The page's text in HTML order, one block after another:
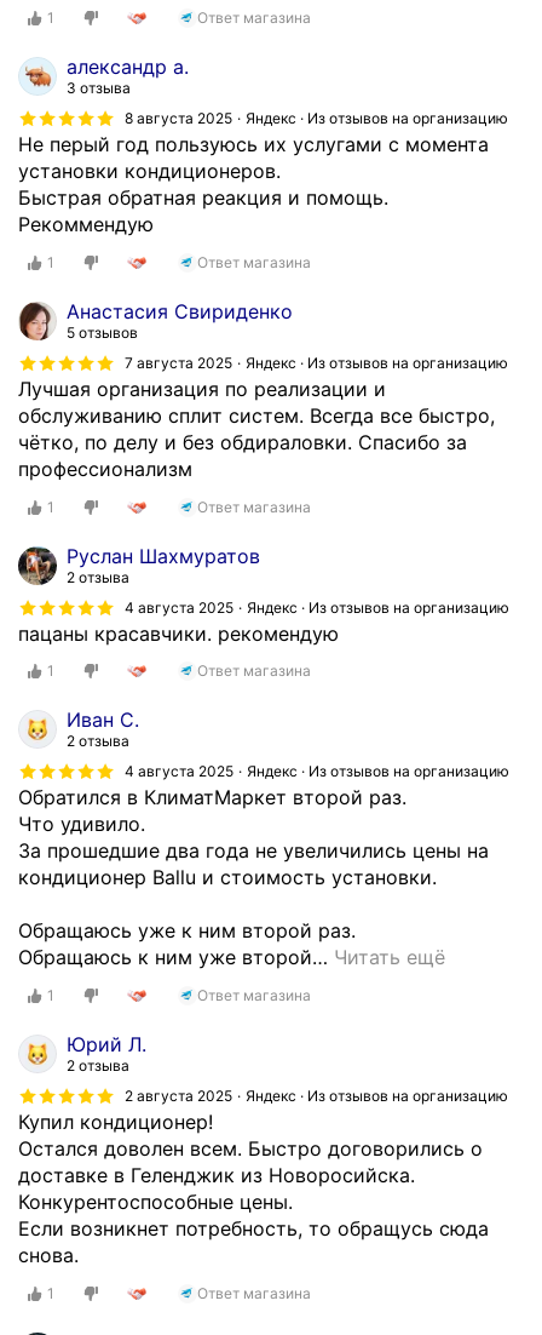
1 Ответ магазина
александр а.
3 отзыва
8 августа 2025
Яндекс · Из отзывов на организацию
Не перый год пользуюсь их услугами с момента
установки кондиционеров.
Быстрая обратная реакция и помощь.
Рекоммендую
1 Ответ магазина
Анастасия Свириденко
5 отзывов
7 августа 2025
Яндекс · Из отзывов на организацию
Лучшая организация по реализации и
обслуживанию сплит систем. Всегда все быстро,
чётко, по делу и без обдираловки. Спасибо за
профессионализм
1 Ответ магазина
Руслан Шахмуратов
2 отзыва
4 августа 2025
Яндекс · Из отзывов на организацию
пацаны красавчики. рекомендую
1 Ответ магазина
Иван С.
2 отзыва
4 августа 2025
Яндекс · Из отзывов на организацию
Обратился в КлиматМаркет второй раз.
Что удивило.
За прошедшие два года не увеличились цены на
кондиционер Ballu и стоимость установки.
Обращаюсь уже к ним второй раз.
Обращаюсь к ним уже второй… Читать ещё
1 Ответ магазина
Юрий Л.
2 отзыва
2 августа 2025
Яндекс · Из отзывов на организацию
Купил кондиционер!
Остался доволен всем. Быстро договорились о
доставке в Геленджик из Новоросийска.
Конкурентоспособные цены.
Если возникнет потребность, то обращусь сюда
снова.
1 Ответ магазина